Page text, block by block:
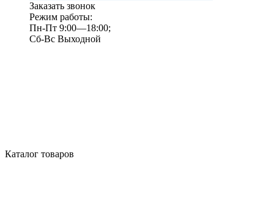
Заказать звонок
Режим работы:
Пн-Пт 9:00—18:00;
Сб-Вс Выходной
Каталог товаров